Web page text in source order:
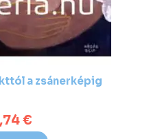
a zsánerképig
€